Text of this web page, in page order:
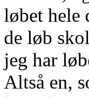
løbet hele
de løb
jeg har
Altså en,